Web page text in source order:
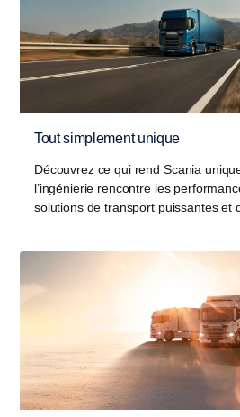
Tout simplement unique
Découvrez ce qui rend Scania
l’ingénierie rencontre les
solutions de transport puissantes et